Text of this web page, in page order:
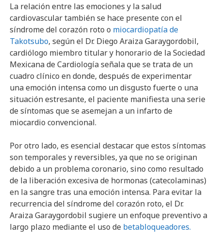
La relación entre las emociones y la salud
cardiovascular también se hace presente con el
síndrome del corazón roto o miocardiopatía de
Takotsubo, según el Dr. Diego Araiza Garaygordobil,
cardiólogo miembro titular y honorario de la Sociedad
Mexicana de Cardiología señala que se trata de un
cuadro clínico en donde, después de experimentar
una emoción intensa como un disgusto fuerte o una
situación estresante, el paciente manifiesta una serie
de síntomas que se asemejan a un infarto de
miocardio convencional.
Por otro lado, es esencial destacar que estos síntomas
son temporales y reversibles, ya que no se originan
debido a un problema coronario, sino como resultado
de la liberación excesiva de hormonas (catecolaminas)
en la sangre tras una emoción intensa. Para evitar la
recurrencia del síndrome del corazón roto, el Dr.
Araiza Garaygordobil sugiere un enfoque preventivo a
largo plazo mediante el uso de betabloqueadores.